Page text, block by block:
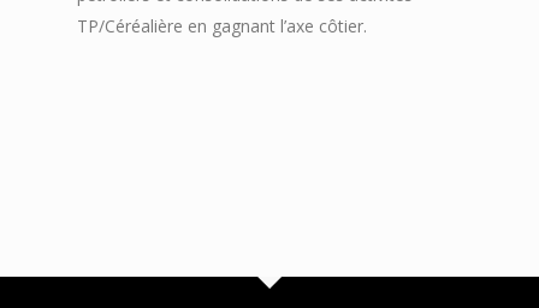
TP/Céréalière en gagnant l’axe côtier.